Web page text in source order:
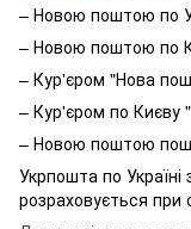
– Новою поштою по
– Новою поштою по
– Кур'єром "Нова
– Кур'єром по Києву
– Новою поштою
Укрпошта по Україні
розраховується при